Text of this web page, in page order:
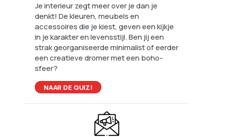
Je interieur zegt meer over je dan je
denkt! De kleuren, meubels en
accessoires die je kiest, geven een kijkje
in je karakter en levensstijl. Ben jij een
strak georganiseerde minimalist of eerder
een creatieve dromer met een boho-
sfeer?
NAAR DE QUIZ!